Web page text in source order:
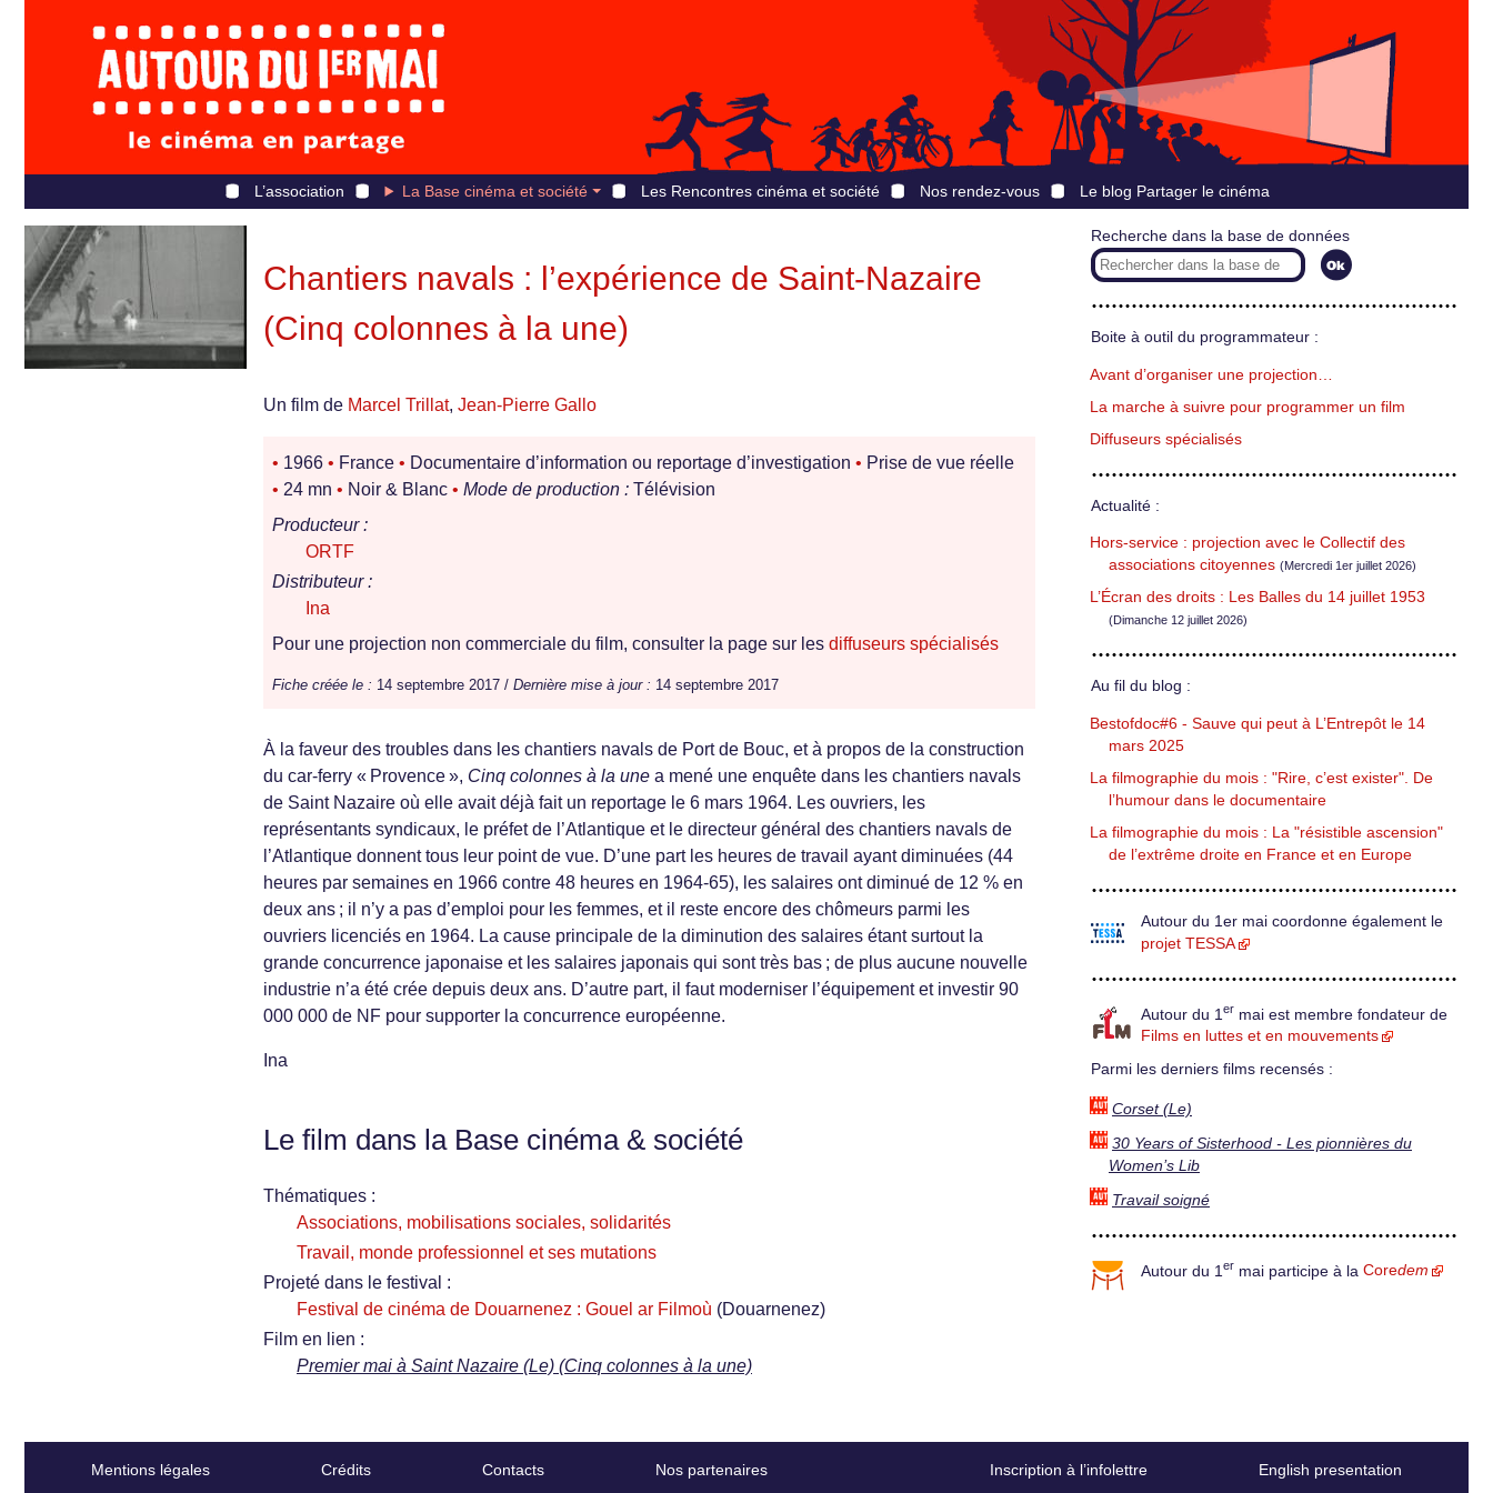
L’association La Base cinéma et société Les Rencontres cinéma et société Nos rendez-vous Le blog Partager le cinéma
Chantiers navals : l’expérience de Saint-Nazaire
(Cinq colonnes à la une)
Un film de Marcel Trillat, Jean-Pierre Gallo
• 1966 • France • Documentaire d’information ou reportage d’investigation • Prise de vue réelle
• 24 mn • Noir & Blanc • Mode de production : Télévision
Producteur :
ORTF
Distributeur :
Ina
Pour une projection non commerciale du film, consulter la page sur les diffuseurs spécialisés
Fiche créée le : 14 septembre 2017 / Dernière mise à jour : 14 septembre 2017
À la faveur des troubles dans les chantiers navals de Port de Bouc, et à propos de la construction
du car-ferry « Provence », Cinq colonnes à la une a mené une enquête dans les chantiers navals
de Saint Nazaire où elle avait déjà fait un reportage le 6 mars 1964. Les ouvriers, les
représentants syndicaux, le préfet de l’Atlantique et le directeur général des chantiers navals de
l’Atlantique donnent tous leur point de vue. D’une part les heures de travail ayant diminuées (44
heures par semaines en 1966 contre 48 heures en 1964-65), les salaires ont diminué de 12 % en
deux ans ; il n’y a pas d’emploi pour les femmes, et il reste encore des chômeurs parmi les
ouvriers licenciés en 1964. La cause principale de la diminution des salaires étant surtout la
grande concurrence japonaise et les salaires japonais qui sont très bas ; de plus aucune nouvelle
industrie n’a été crée depuis deux ans. D’autre part, il faut moderniser l’équipement et investir 90
000 000 de NF pour supporter la concurrence européenne.
Ina
Le film dans la Base cinéma & société
Thématiques :
Associations, mobilisations sociales, solidarités
Travail, monde professionnel et ses mutations
Projeté dans le festival :
Festival de cinéma de Douarnenez : Gouel ar Filmoù (Douarnenez)
Film en lien :
Premier mai à Saint Nazaire (Le) (Cinq colonnes à la une)
Recherche dans la base de données
Boite à outil du programmateur :
Avant d’organiser une projection…
La marche à suivre pour programmer un film
Diffuseurs spécialisés
Actualité :
Hors-service : projection avec le Collectif des
associations citoyennes (Mercredi 1er juillet 2026)
L’Écran des droits : Les Balles du 14 juillet 1953
(Dimanche 12 juillet 2026)
Au fil du blog :
Bestofdoc#6 - Sauve qui peut à L’Entrepôt le 14
mars 2025
La filmographie du mois : "Rire, c’est exister". De
l’humour dans le documentaire
La filmographie du mois : La "résistible ascension"
de l’extrême droite en France et en Europe
Autour du 1er mai coordonne également le
projet TESSA
Autour du 1 er mai est membre fondateur de
Films en luttes et en mouvements
Parmi les derniers films recensés :
Corset (Le)
30 Years of Sisterhood - Les pionnières du
Women’s Lib
Travail soigné
Autour du 1 er mai participe à la Coredem
Mentions légales Crédits Contacts Nos partenaires Inscription à l’infolettre English presentation